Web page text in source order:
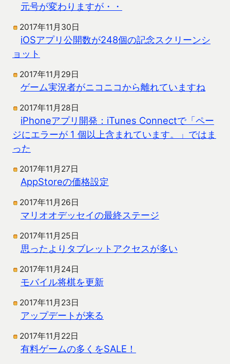
元号が変わりますが・・
2017年11月30日
iOSアプリ公開数が248個の記念スクリーンシ
ョット
2017年11月29日
ゲーム実況者がニコニコから離れていますね
2017年11月28日
iPhoneアプリ開発：iTunes Connectで「ペー
ジにエラーが 1 個以上含まれています。」ではま
った
2017年11月27日
AppStoreの価格設定
2017年11月26日
マリオオデッセイの最終ステージ
2017年11月25日
思ったよりタブレットアクセスが多い
2017年11月24日
モバイル将棋を更新
2017年11月23日
アップデートが来る
2017年11月22日
有料ゲームの多くをSALE！